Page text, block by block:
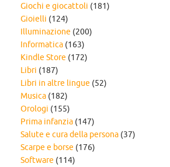
Giochi e giocattoli (181)
Gioielli (124)
Illuminazione (200)
Informatica (163)
Kindle Store (172)
Libri (187)
Libri in altre lingue (52)
Musica (182)
Orologi (155)
Prima infanzia (147)
Salute e cura della persona (37)
Scarpe e borse (176)
Software (114)